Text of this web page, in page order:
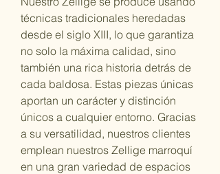
técnicas tradicionales heredadas
desde el siglo XIII, lo que garantiza
no solo la máxima calidad, sino
también una rica historia detrás de
cada baldosa. Estas piezas únicas
aportan un carácter y distinción
únicos a cualquier entorno. Gracias
a su versatilidad, nuestros clientes
emplean nuestros Zellige marroquí
en una gran variedad de espacios